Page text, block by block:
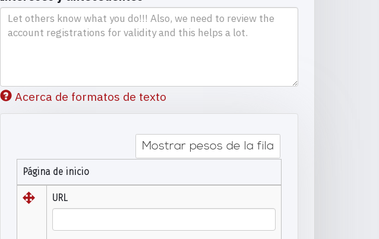
Acerca de formatos de texto
Mostrar pesos de la fila
Página de inicio
URL